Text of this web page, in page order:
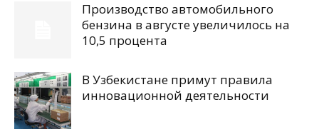
Производство автомобильного
бензина в августе увеличилось на
10,5 процента
В Узбекистане примут правила
инновационной деятельности